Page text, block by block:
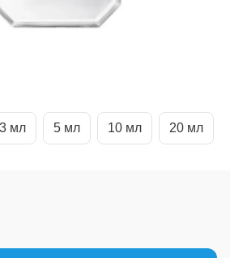
3 мл 5 мл 10 мл 20 мл